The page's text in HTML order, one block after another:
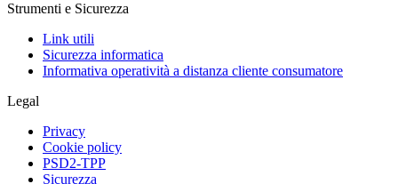
Strumenti e Sicurezza
Link utili
Sicurezza informatica
Informativa operatività a distanza cliente consumatore
Legal
Privacy
Cookie policy
PSD2-TPP
Sicurezza